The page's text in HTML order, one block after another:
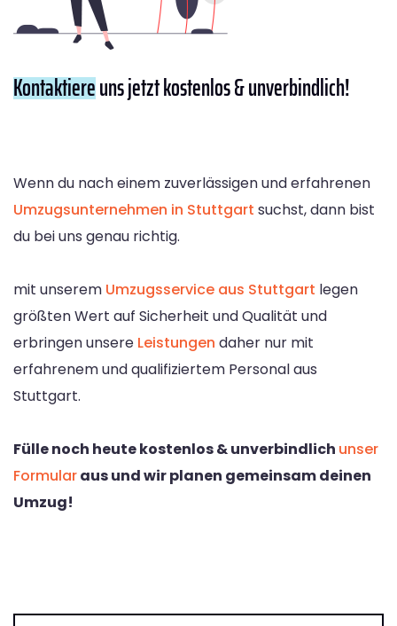
Kontaktiereuns jetzt kostenlos & unverbindlich!
Wenn du nach einem zuverlässigen und erfahrenen
Umzugsunternehmen in Stuttgart suchst, dann bist
du bei uns genau richtig.
mit unserem Umzugsservice aus Stuttgart legen
größten Wert auf Sicherheit und Qualität und
erbringen unsere Leistungen daher nur mit
erfahrenem und qualifiziertem Personal aus
Stuttgart.
Fülle noch heute kostenlos & unverbindlich unser
Formularaus und wir planen gemeinsam deinen
Umzug!